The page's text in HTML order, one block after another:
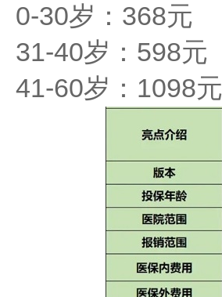
0-30岁：368元
31-40岁：598元
41-60岁：1098元